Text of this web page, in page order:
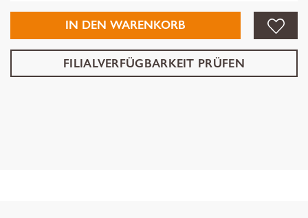
IN DEN WARENKORB
FILIALVERFÜGBARKEIT PRÜFEN